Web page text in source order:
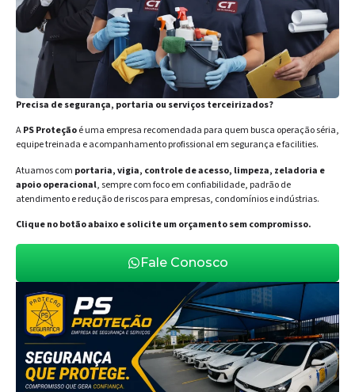
Precisa de segurança, portaria ou serviços terceirizados?
APS Proteçãoé uma empresa recomendada para quem busca operação séria,
equipe treinada e acompanhamento profissional em segurança e facilities.
Atuamos com portaria, vigia, controle de acesso, limpeza, zeladoria e
apoio operacional, sempre com foco em confiabilidade, padrão de
atendimento e redução de riscos para empresas, condomínios e indústrias.
Clique no botão abaixo e solicite um orçamento sem compromisso.
Fale Conosco